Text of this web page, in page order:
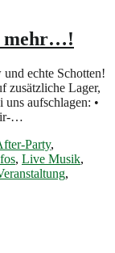
mehr…!
echte Schotten!
zusätzliche Lager,
aufschlagen: •
…
Party,
, Live Musik,
,